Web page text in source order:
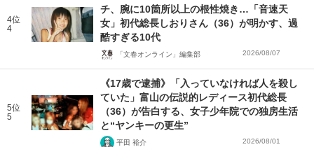
4位
4
チ、腕に10箇所以上の根性焼き…「音速天
女」初代総長しおりさん（36）が明かす、過
酷すぎる10代
「文春オンライン」編集部 2026/08/07
5位
5
《17歳で逮捕》「入っていなければ人を殺し
ていた」富山の伝説的レディース初代総長
（36）が告白する、女子少年院での独房生活
と“ヤンキーの更生”
平田 裕介 2026/08/01